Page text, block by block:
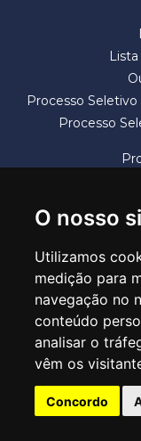
O nosso
Utilizamos
medição para
navegação no
conteúdo
analisar o
vêm os
Concordo
Processo
Processo
Rua Claudino
Central de